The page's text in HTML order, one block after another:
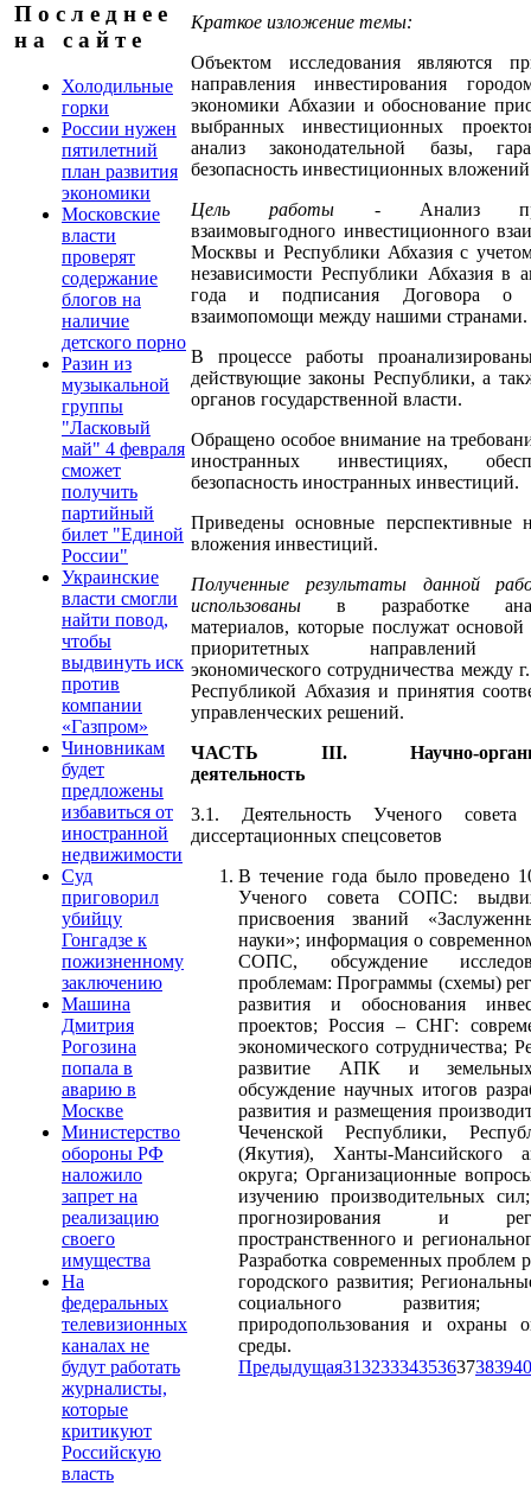
П о с л е д н е е
н а с а й т е
Холодильные
горки
России нужен
пятилетний
план развития
экономики
Московские
власти
проверят
содержание
блогов на
наличие
детского порно
Разин из
музыкальной
группы
"Ласковый
май" 4 февраля
сможет
получить
партийный
билет "Единой
России"
Украинские
власти смогли
найти повод,
чтобы
выдвинуть иск
против
компании
«Газпром»
Чиновникам
будет
предложены
избавиться от
иностранной
недвижимости
Суд
приговорил
убийцу
Гонгадзе к
пожизненному
заключению
Машина
Дмитрия
Рогозина
попала в
аварию в
Москве
Министерство
обороны РФ
наложило
запрет на
реализацию
своего
имущества
На
федеральных
телевизионных
каналах не
будут работать
журналисты,
которые
критикуют
Российскую
власть
Краткое изложение темы:
Объектом исследования являются
направления инвестирования
экономики Абхазии и обоснование
выбранных инвестиционных
анализ законодательной базы,
безопасность инвестиционных
Цель работы - Анализ
взаимовыгодного инвестиционного
Москвы и Республики Абхазия с
независимости Республики Абхазия в
года и подписания Договора о
взаимопомощи между нашими странами.
В процессе работы
действующие законы Республики, а
органов государственной власти.
Обращено особое внимание на
иностранных инвестициях,
безопасность иностранных инвестиций.
Приведены основные перспективные
вложения инвестиций.
Полученные результаты данной
использованы в разработке
материалов, которые послужат
приоритетных направлений
экономического сотрудничества между
Республикой Абхазия и принятия
управленческих решений.
ЧАСТЬ III. Научно-
деятельность
3.1. Деятельность Ученого
диссертационных спецсоветов
В течение года было проведено
Ученого совета СОПС:
присвоения званий
науки»; информация о
СОПС, обсуждение
проблемам: Программы (схемы)
развития и обоснования
проектов; Россия – СНГ:
экономического сотрудничества;
развитие АПК и
обсуждение научных итогов
развития и размещения
Чеченской Республики,
(Якутия), Ханты-Мансийского
округа; Организационные
изучению производительных
прогнозирования и
пространственного и
Разработка современных проблем
городского развития;
социального развития;
природопользования и охраны
среды.
Предыдущая31323334353637383940